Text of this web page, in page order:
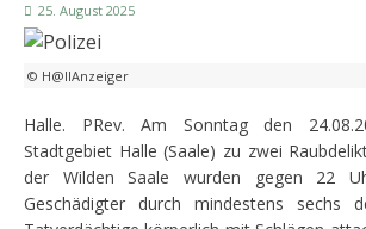
25. August 2025
© H@llAnzeiger
Halle. PRev. Am Sonntag den
Stadtgebiet Halle (Saale) zu zwei
der Wilden Saale wurden gegen 22
Geschädigter durch mindestens sechs